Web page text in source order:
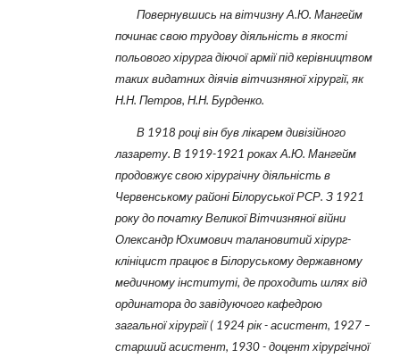
Повернувшись на вітчизну А.Ю. Мангейм
починає свою трудову діяльність в якості
польового хірурга діючої армії під керівництвом
таких видатних діячів вітчизняної хірургії, як
Н.Н. Петров, Н.Н. Бурденко.
В 1918 році він був лікарем дивізійного
лазарету. В 1919-1921 роках А.Ю. Мангейм
продовжує свою хірургічну діяльність в
Червенському районі Білоруської РСР. З 1921
року до початку Великої Вітчизняної війни
Олександр Юхимович талановитий хірург-
клініцист працює в Білоруському державному
медичному інституті, де проходить шлях від
ординатора до завідуючого кафедрою
загальної хірургії ( 1924 рік - асистент, 1927 –
старший асистент, 1930 - доцент хiрургiчної